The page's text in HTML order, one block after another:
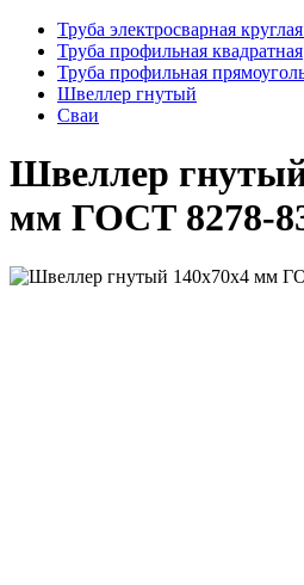
Труба электросварная
Труба профильная квадратная
Труба профильная
Швеллер гнутый
Сваи
Швеллер
мм ГОСТ 8278-